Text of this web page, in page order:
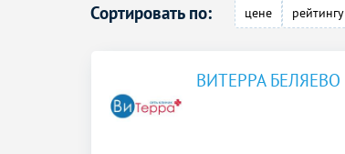
Сортировать по: цене рейтингу
ВИТЕРРА БЕЛЯЕВО